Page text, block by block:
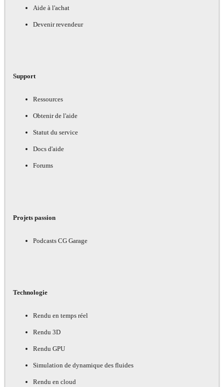
Aide à l'achat
Devenir revendeur
Support
Ressources
Obtenir de l'aide
Statut du service
Docs d'aide
Forums
Projets passion
Podcasts CG Garage
Technologie
Rendu en temps réel
Rendu 3D
Rendu GPU
Simulation de dynamique des fluides
Rendu en cloud